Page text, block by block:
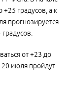
+25 градусов, а к
прогнозируется
от +23 до
20 июля пройдут